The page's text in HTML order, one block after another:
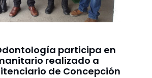
participa en
realizado a
de Concepción